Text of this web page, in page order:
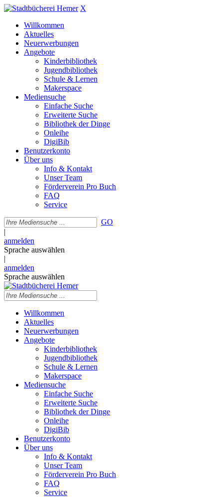
X
Willkommen
Aktuelles
Neuerwerbungen
Angebote
Kinderbibliothek
Jugendbibliothek
Schule & Lernen
Makerspace
Mediensuche
Einfache Suche
Erweiterte Suche
Bibliothek der Dinge
Onleihe
DigiBib
Benutzerkonto
Über uns
Info & Kontakt
Unser Team
Förderverein Pro Buch
FAQ
Service
GO
|
anmelden
Sprache auswählen
|
anmelden
Sprache auswählen
Willkommen
Aktuelles
Neuerwerbungen
Angebote
Kinderbibliothek
Jugendbibliothek
Schule & Lernen
Makerspace
Mediensuche
Einfache Suche
Erweiterte Suche
Bibliothek der Dinge
Onleihe
DigiBib
Benutzerkonto
Über uns
Info & Kontakt
Unser Team
Förderverein Pro Buch
FAQ
Service